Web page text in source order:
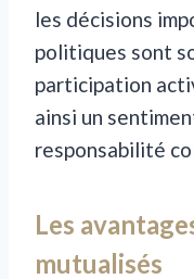
les décisions
politiques sont
participation
ainsi un
responsabilité
Les
mutualisés